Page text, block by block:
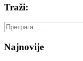
Traži:
Претрага
за:
Najnovije